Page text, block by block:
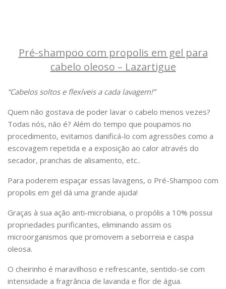
Pré-shampoo com propolis em gel para
cabelo oleoso – Lazartigue
“Cabelos soltos e flexíveis a cada lavagem!”
Quem não gostava de poder lavar o cabelo menos vezes?
Todas nós, não é? Além do tempo que poupamos no
procedimento, evitamos danificá-lo com agressões como a
escovagem repetida e a exposição ao calor através do
secador, pranchas de alisamento, etc..
Para poderem espaçar essas lavagens, o Pré-Shampoo com
propolis em gel dá uma grande ajuda!
Graças à sua ação anti-microbiana, o propólis a 10% possui
propriedades purificantes, eliminando assim os
microorganismos que promovem a seborreia e caspa
oleosa.
O cheirinho é maravilhoso e refrescante, sentido-se com
intensidade a fragrância de lavanda e flor de água.